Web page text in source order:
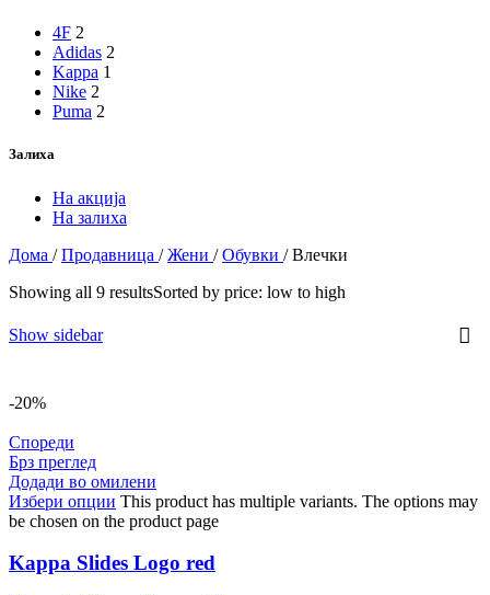
4F 2
Adidas 2
Kappa 1
Nike 2
Puma 2
Залиха
На акција
На залиха
Дома / Продавница / Жени / Обувки / Влечки
Showing all 9 resultsSorted by price: low to high
Show sidebar
-20%
Спореди
Брз преглед
Додади во омилени
Избери опции This product has multiple variants. The options may
be chosen on the product page
Kappa Slides Logo red